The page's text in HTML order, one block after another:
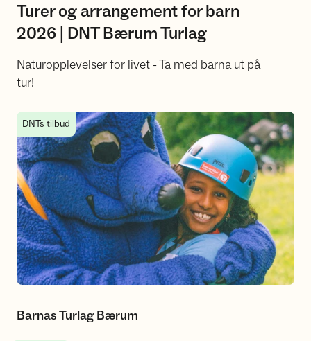
Turer og arrangement for barn
2026 | DNT Bærum Turlag
Naturopplevelser for livet - Ta med barna ut på
tur!
Barnas Turlag Bærum
DNTs tilbud
Barnas Turlag Bærum